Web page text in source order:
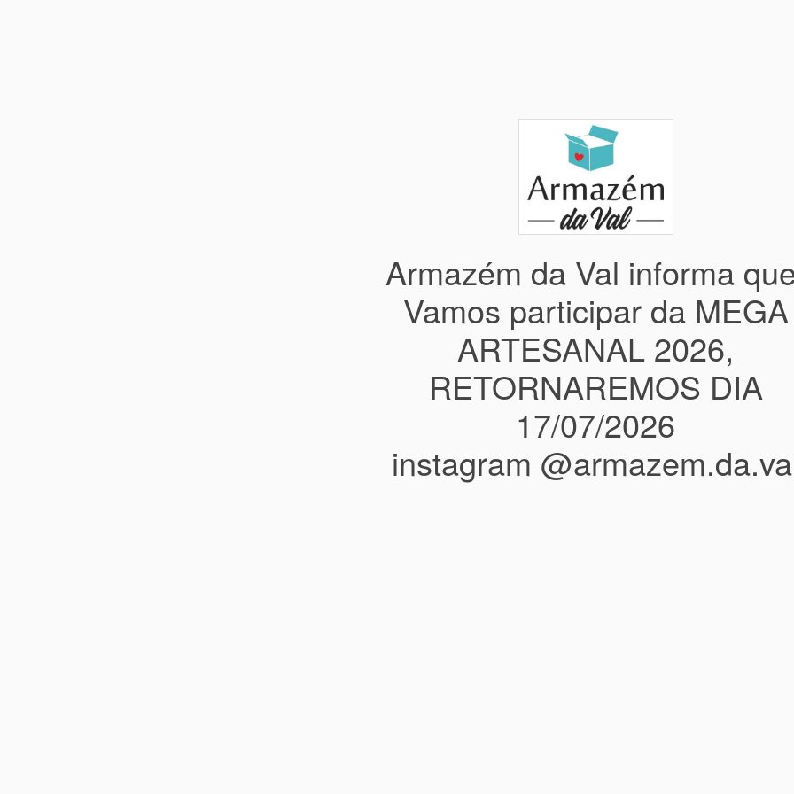
Armazém da Val informa
Vamos participar da MEGA
ARTESANAL 2026,
RETORNAREMOS DIA
17/07/2026
instagram